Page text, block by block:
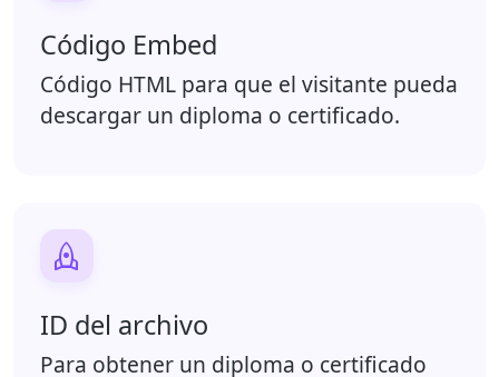
Código Embed
Código HTML para que el visitante pueda
descargar un diploma o certificado.

ID del archivo
Para obtener un diploma o certificado